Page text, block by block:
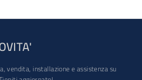
vendita, installazione e assistenza su